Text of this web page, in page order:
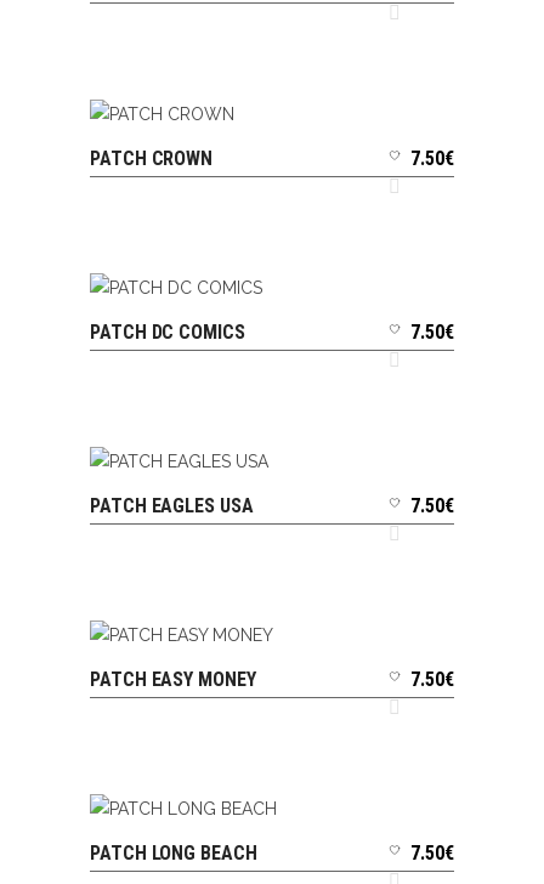
AJOUTER AU PANIER
PATCH CROWN 7.50€
AJOUTER AU PANIER
PATCH DC COMICS 7.50€
AJOUTER AU PANIER
PATCH EAGLES USA 7.50€
AJOUTER AU PANIER
PATCH EASY MONEY 7.50€
AJOUTER AU PANIER
PATCH LONG BEACH 7.50€